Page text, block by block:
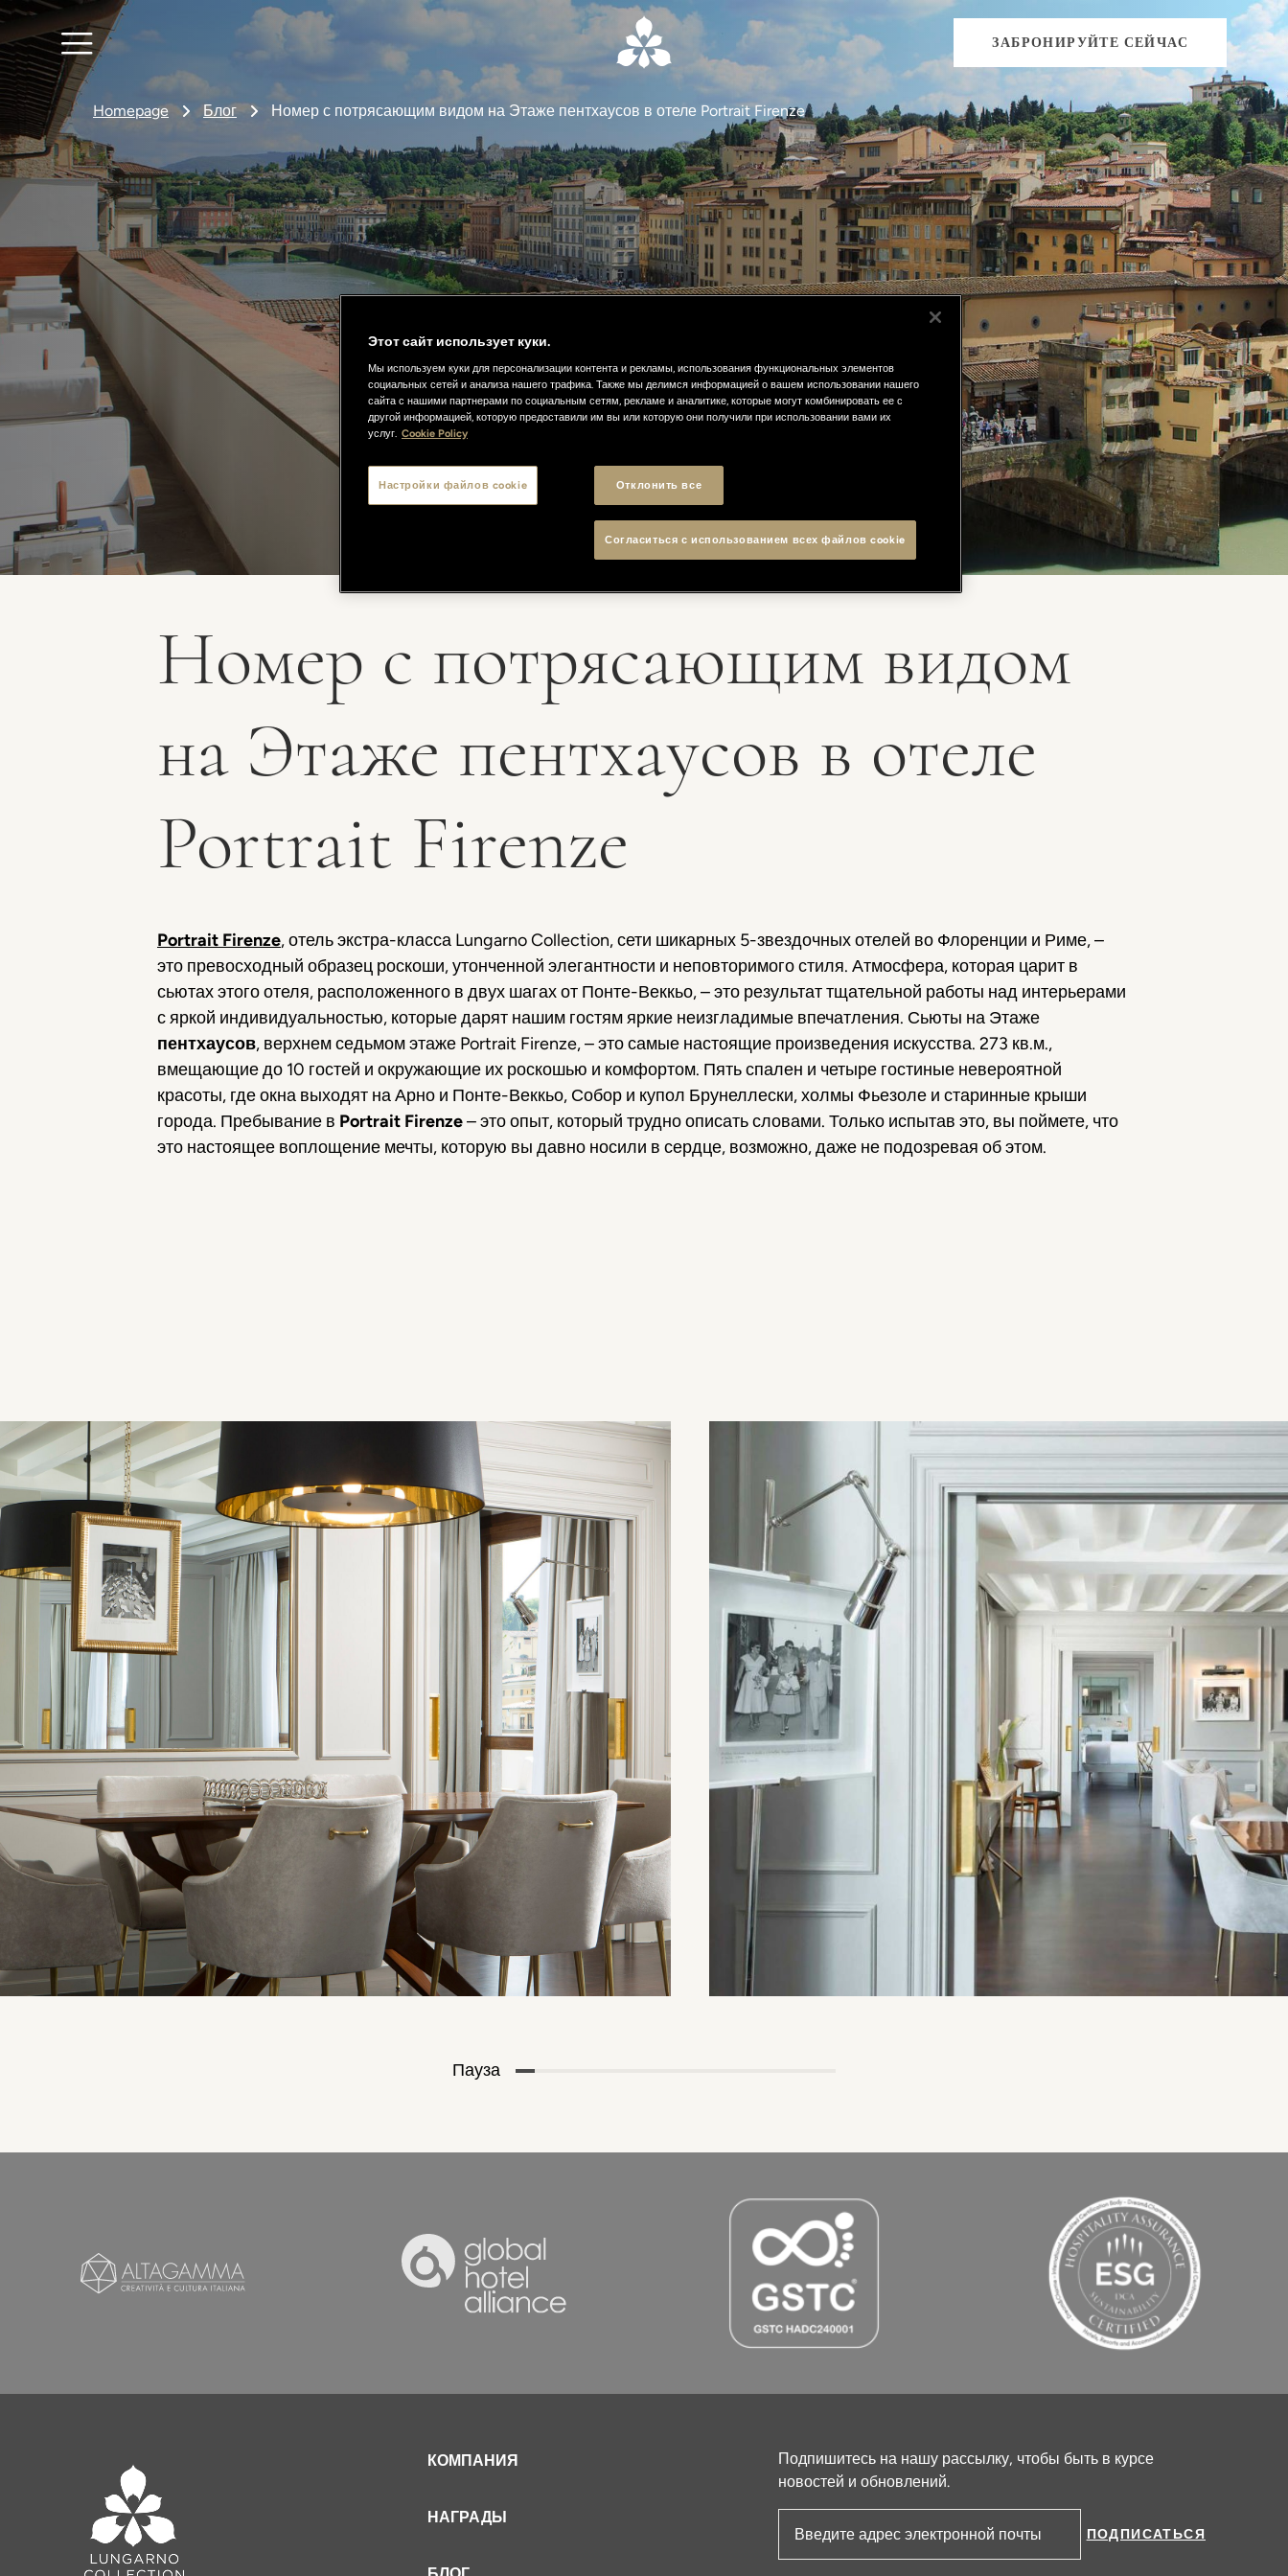
ЗАБРОНИРУЙТЕ СЕЙЧАС
Homepage Блог Номер с потрясающим видом на Этаже пентхаусов в отеле Portrait Firenze
Номер с потрясающим видом
на Этаже пентхаусов в отеле
Portrait Firenze
Portrait Firenze, отель экстра-класса Lungarno Collection, сети шикарных 5-звездочных отелей во Флоренции и Риме, –
это превосходный образец роскоши, утонченной элегантности и неповторимого стиля. Атмосфера, которая царит в
сьютах этого отеля, расположенного в двух шагах от Понте-Веккьо, – это результат тщательной работы над интерьерами
с яркой индивидуальностью, которые дарят нашим гостям яркие неизгладимые впечатления. Сьюты на Этаже
пентхаусов, верхнем седьмом этаже Portrait Firenze, – это самые настоящие произведения искусства. 273 кв.м.,
вмещающие до 10 гостей и окружающие их роскошью и комфортом. Пять спален и четыре гостиные невероятной
красоты, где окна выходят на Арно и Понте-Веккьо, Собор и купол Брунеллески, холмы Фьезоле и старинные крыши
города. Пребывание в Portrait Firenze– это опыт, который трудно описать словами. Только испытав это, вы поймете, что
это настоящее воплощение мечты, которую вы давно носили в сердце, возможно, даже не подозревая об этом.
Пауза
КОМПАНИЯ
НАГРАДЫ
Подпишитесь на нашу рассылку, чтобы быть в курсе
новостей и обновлений.
Адрес электронной почты
ПОДПИСАТЬСЯ
Этот сайт использует куки.
Мы используем куки для персонализации контента и рекламы, использования функциональных элементов
социальных сетей и анализа нашего трафика. Также мы делимся информацией о вашем использовании нашего
сайта с нашими партнерами по социальным сетям, рекламе и аналитике, которые могут комбинировать ее с
другой информацией, которую предоставили им вы или которую они получили при использовании вами их
услуг. Cookie Policy
Отклонить все
Согласиться с использованием всех файлов cookie
Настройки файлов cookie